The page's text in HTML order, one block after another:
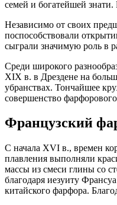
семей и богатейшей
Независимо от своих
поспособствовали
сыграли значимую роль в
Среди широкого
XIX в. в Дрездене на
убранствах. Тончайшее
совершенство
Французский
С начала XVI в., времен
плавления выполняли
массы из смеси глины со
благодаря иезуиту
китайского фарфора.